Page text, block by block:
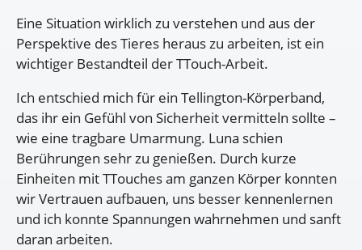
Eine Situation wirklich zu verstehen und aus der
Perspektive des Tieres heraus zu arbeiten, ist ein
wichtiger Bestandteil der TTouch-Arbeit.
Ich entschied mich für ein Tellington-Körperband,
das ihr ein Gefühl von Sicherheit vermitteln sollte –
wie eine tragbare Umarmung. Luna schien
Berührungen sehr zu genießen. Durch kurze
Einheiten mit TTouches am ganzen Körper konnten
wir Vertrauen aufbauen, uns besser kennenlernen
und ich konnte Spannungen wahrnehmen und sanft
daran arbeiten.